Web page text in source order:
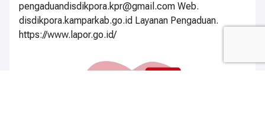
pengaduandisdikpora.kpr@gmail.com Web.
disdikpora.kamparkab.go.id Layanan Pengaduan.
https://www.lapor.go.id/